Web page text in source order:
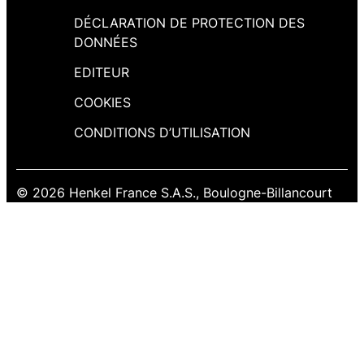
DÉCLARATION DE PROTECTION DES
DONNÉES
EDITEUR
COOKIES
CONDITIONS D’UTILISATION
© 2026 Henkel France S.A.S., Boulogne-Billancourt